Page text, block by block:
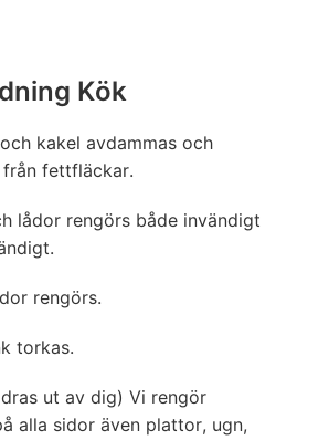
Kök
kakel avdammas och
från fettfläckar.
lådor rengörs både invändigt
rengörs.
torkas.
ut av dig) Vi rengör
alla sidor även plattor, ugn,